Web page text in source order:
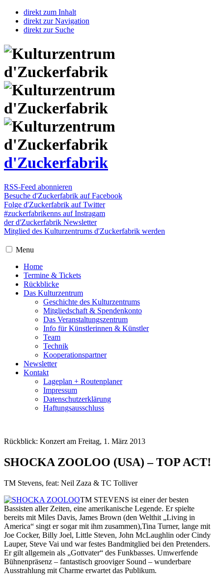
direkt zum Inhalt
direkt zur Navigation
direkt zur Suche
d'Zuckerfabrik
RSS-Feed abonnieren
Besuche d'Zuckerfabrik auf Facebook
Folge d'Zuckerfabrik auf Twitter
#zuckerfabrikenns auf Instragam
der d'Zuckerfabrik Newsletter
Mitglied des Kulturzentrums d'Zuckerfabrik werden
Menu
Home
Termine & Tickets
Rückblicke
Das Kulturzentrum
Geschichte des Kulturzentrums
Mitgliedschaft & Spendenkonto
Das Veranstaltungszentrum
Info für Künstlerinnen & Künstler
Team
Technik
Kooperationspartner
Newsletter
Kontakt
Lageplan + Routenplaner
Impressum
Datenschutzerklärung
Haftungsausschluss
Rückblick: Konzert am Freitag, 1. März 2013
SHOCKA ZOOLOO (USA) – TOP ACT!
TM Stevens, feat: Neil Zaza & TC Tolliver
TM STEVENS ist einer der besten
Bassisten aller Zeiten, eine amerikanische Legende. Er spielte
bereits mit Miles Davis, James Brown (den Welthit „Living in
America“ singt er sogar mit ihm zusammen),Tina Turner, lange mit
Joe Cocker, Billy Joel, Little Steven, John McLaughlin oder Cindy
Lauper, Steve Vai und war festes Bandmitglied bei den Pretenders.
Er gilt allgemein als „Gottvater“ des Funkbasses. Umwerfende
Bühnenpräsenz – fantastisch grooviger Sound – wunderbare
Ausstrahlung mit Charme erwartet das Publikum.